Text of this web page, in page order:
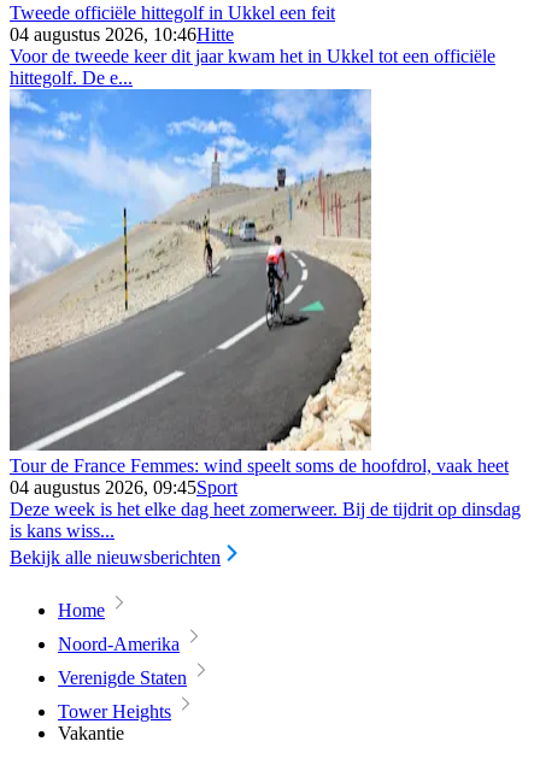
Tweede officiële hittegolf in Ukkel een feit
04 augustus 2026, 10:46Hitte
Voor de tweede keer dit jaar kwam het in Ukkel tot een officiële
hittegolf. De e...
Tour de France Femmes: wind speelt soms de hoofdrol, vaak heet
04 augustus 2026, 09:45Sport
Deze week is het elke dag heet zomerweer. Bij de tijdrit op dinsdag
is kans wiss...
Bekijk alle nieuwsberichten
Home
Noord-Amerika
Verenigde Staten
Tower Heights
Vakantie